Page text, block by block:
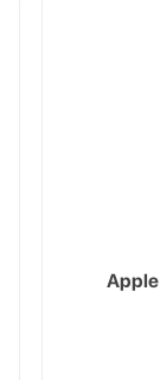
Apple